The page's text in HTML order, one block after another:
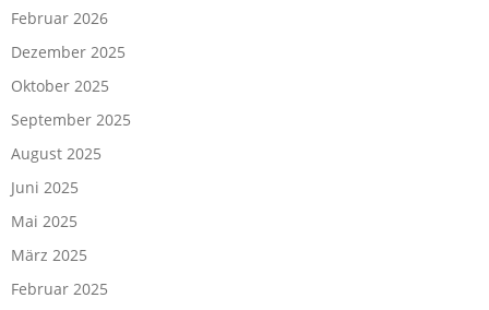
Februar 2026
Dezember 2025
Oktober 2025
September 2025
August 2025
Juni 2025
Mai 2025
März 2025
Februar 2025